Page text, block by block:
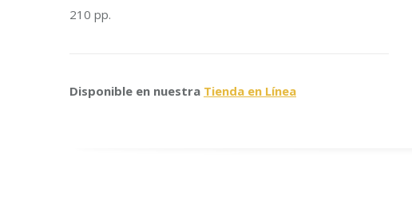
210 pp.
Disponible en nuestra Tienda en Línea